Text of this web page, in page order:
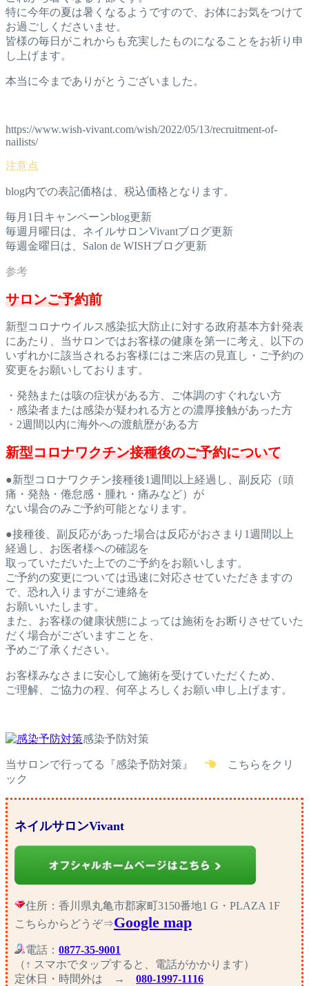
特に今年の夏は暑くなるようですので、お体にお気をつけて
お過ごしくださいませ。
皆様の毎日がこれからも充実したものになることをお祈り申
し上げます。
本当に今までありがとうございました。
https://www.wish-vivant.com/wish/2022/05/13/recruitment-of-
nailists/
blog内での表記価格は、税込価格となります。
毎月1日キャンペーンblog更新
毎週月曜日は、ネイルサロンVivantブログ更新
毎週金曜日は、Salon de WISHブログ更新
サロンご予約前
新型コロナウイルス感染拡大防止に対する政府基本方針発表
にあた り、当サロンではお客様の健康を第一に考え、以下の
いずれかに該当されるお客様にはご来店の見直し・ご予約の
変更をお願いしてお ります。
・発熱または咳の症状がある方、ご体調のすぐれない方
・感染者または感染が疑われる方との濃厚接触があった方
・2週間以内に海外への渡航歴がある方
新型コロナワクチン接種後のご予約について
●新型コロナワクチン接種後1週間以上経過し、副反応（頭
痛・発熱・倦怠感・腫れ・痛みなど）が
ない場合のみご予約可能となります。
●接種後、副反応があった場合は反応がおさまり1週間以上
経過し、お医者様への確認を
取っていただいた上でのご予約をお願いします。
ご予約の変更については迅速に対応させていただきますの
で、恐れ入りますがご連絡を
お願いいたします。
また、お客様の健康状態に よっては施術をお断りさせていた
だく場合がございますことを、
予めご了承ください。
お客様みなさまに安心して施術を受けていただくため、
ご理解、ご協力の程、何卒よろしくお願い申し上げます。
感染予防対策
当サロンで行ってる『感染予防対策』
こちらをクリ
ック
ネイルサロンVivant
住所：香川県丸亀市郡家町3150番地1 G・PLAZA 1F
こちらからどうぞ⇒Google map
電話： 0877-35-9001
（↑ スマホでタップすると、電話がかかります）
定休日・時間外は → 080-1997-1116